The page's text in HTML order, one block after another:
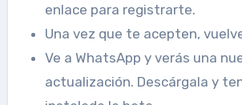
enlace para registrarte.
Una vez que te acepten,
Ve a WhatsApp y verás una
actualización. Descárgala y